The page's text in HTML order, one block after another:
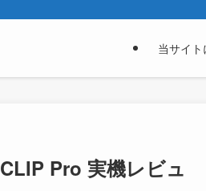
当サイ
Pro 実機レビュ